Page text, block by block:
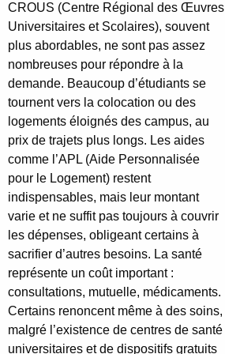
CROUS (Centre Régional des Œuvres
Universitaires et Scolaires), souvent
plus abordables, ne sont pas assez
nombreuses pour répondre à la
demande. Beaucoup d’étudiants se
tournent vers la colocation ou des
logements éloignés des campus, au
prix de trajets plus longs. Les aides
comme l’APL (Aide Personnalisée
pour le Logement) restent
indispensables, mais leur montant
varie et ne suffit pas toujours à couvrir
les dépenses, obligeant certains à
sacrifier d’autres besoins. La santé
représente un coût important :
consultations, mutuelle, médicaments.
Certains renoncent même à des soins,
malgré l’existence de centres de santé
universitaires et de dispositifs gratuits